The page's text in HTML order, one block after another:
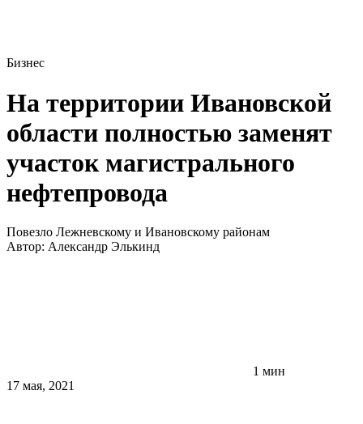
Бизнес
На территории Ивановской
области полностью заменят
участок магистрального
нефтепровода
Повезло Лежневскому и Ивановскому районам
Автор: Александр Элькинд
1 мин
17 мая, 2021